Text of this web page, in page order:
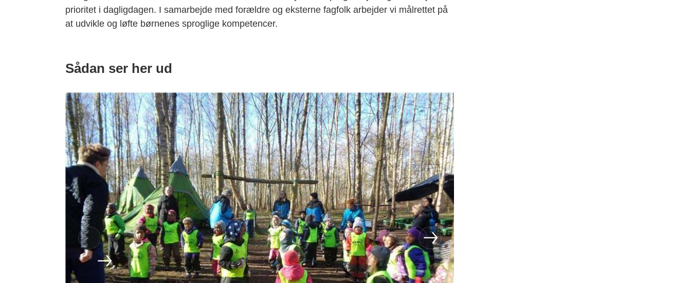
prioritet i dagligdagen. I samarbejde med forældre og eksterne fagfolk arbejder vi målrettet på
at udvikle og løfte børnenes sproglige kompetencer.
Sådan ser her ud